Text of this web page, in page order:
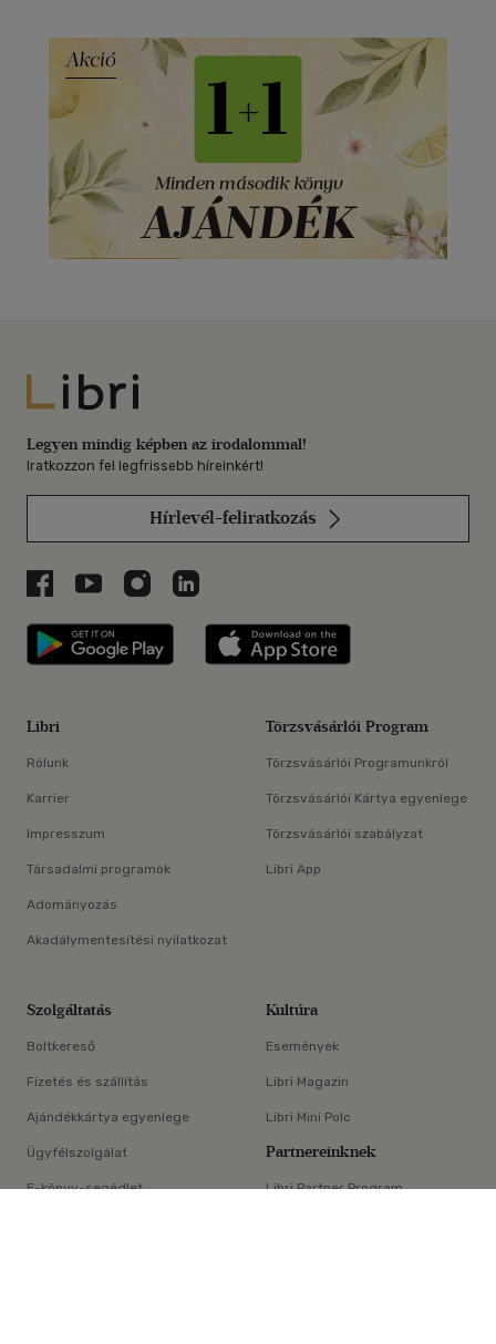
×
Libri
Legyen mindig képben az irodalommal!
Iratkozzon fel legfrissebb híreinkért!
Hírlevél-feliratkozás
Libri a Facebookon
Libri a Youtube-on
Libri az Instagramon
Libri a LinkedInen
Libri applikáció Szerezd meg: Google
Libri
Rólunk
Karrier
Impresszum
Társadalmi programok
Adományozás
Akadálymentesítési nyilatkozat
Törzsvásárlói Program
Törzsvásárlói Programunkról
Törzsvásárlói Kártya egyenlege
Törzsvásárlói szabályzat
Libri App
Szolgáltatás
Boltkereső
Fizetés és szállítás
Ajándékkártya egyenlege
Ügyfélszolgálat
E-könyv-segédlet
Kultúra
Események
Libri Magazin
Libri Mini Polc
Partnereinknek
Libri Partner Program